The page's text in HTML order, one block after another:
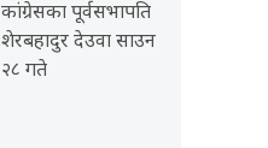
कांग्रेसका पूर्वसभापति
शेरबहादुर देउवा साउन
२८ गते